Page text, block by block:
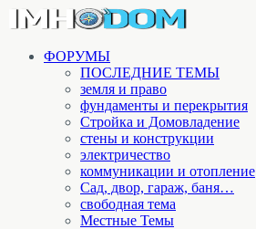
ФОРУМЫ
ПОСЛЕДНИЕ ТЕМЫ
земля и право
фундаменты и перекрытия
Стройка и Домовладение
стены и конструкции
электричество
коммуникации и отопление
Cад, двор, гараж, баня…
свободная тема
Местные Темы